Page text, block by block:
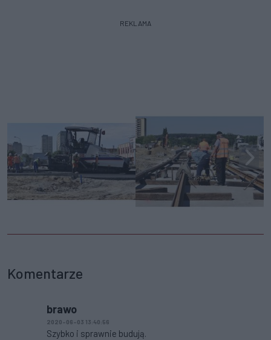
REKLAMA
Komentarze
brawo
2020-06-03 13:40:56
Szybko i sprawnie budują.